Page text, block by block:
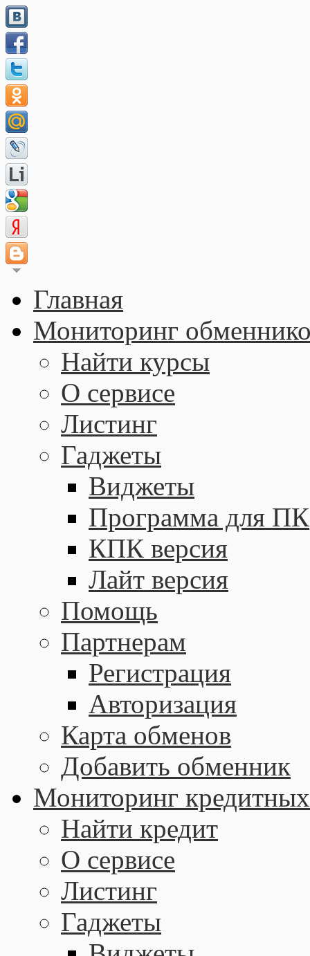
Главная
Мониторинг
Найти курсы
О сервисе
Листинг
Гаджеты
Виджеты
Программа для ПК
КПК версия
Лайт версия
Помощь
Партнерам
Регистрация
Авторизация
Карта обменов
Добавить обменник
Мониторинг кредитных
Найти кредит
О сервисе
Листинг
Гаджеты